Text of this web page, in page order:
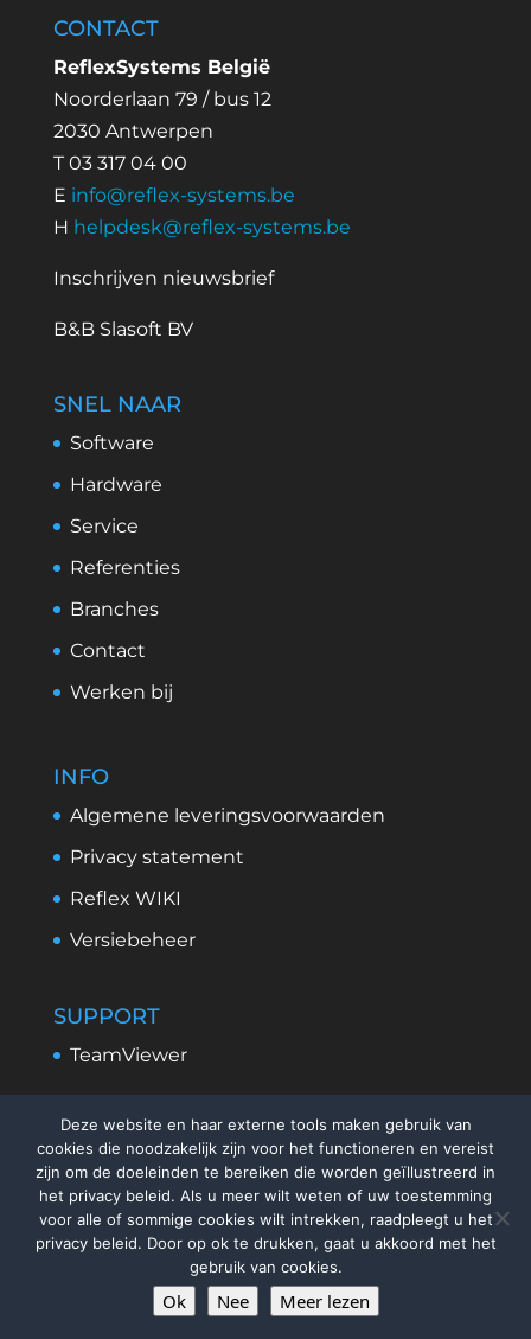
CONTACT
ReflexSystems België
Noorderlaan 79 / bus 12
2030 Antwerpen
T 03 317 04 00
E info@reflex-systems.be
H helpdesk@reflex-systems.be
Inschrijven nieuwsbrief
B&B Slasoft BV
SNEL NAAR
Software
Hardware
Service
Referenties
Branches
Contact
Werken bij
INFO
Algemene leveringsvoorwaarden
Privacy statement
Reflex WIKI
Versiebeheer
SUPPORT
TeamViewer
2026ReflexSystems Nederland
Deze website en haar externe tools maken gebruik van
cookies die noodzakelijk zijn voor het functioneren en vereist
zijn om de doeleinden te bereiken die worden geïllustreerd in
het privacy beleid. Als u meer wilt weten of uw toestemming
voor alle of sommige cookies wilt intrekken, raadpleegt u het
privacy beleid. Door op ok te drukken, gaat u akkoord met het
gebruik van cookies.
Ok Nee Meer lezen